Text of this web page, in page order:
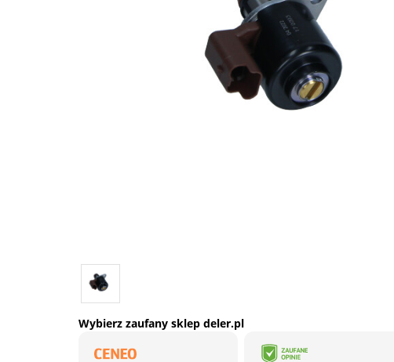
Wybierz zaufany sklep deler.pl